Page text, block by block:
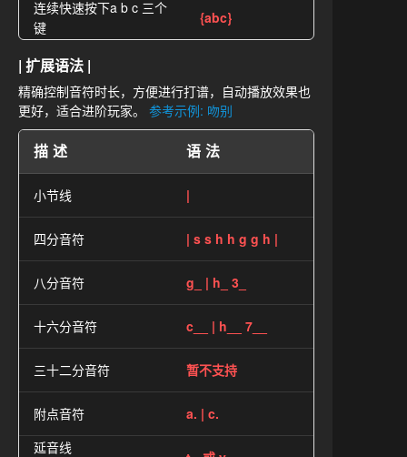
连续快速按下a b c 三个
键
{abc}
| 扩展语法 |
精确控制音符时长，方便进行打谱，自动播放效果也
更好，适合进阶玩家。参考示例: 吻别
描述 语法
小节线 |
四分音符 | s s h h g g h |
八分音符 g_ | h_ 3_
十六分音符 c__ | h__ 7__
三十二分音符 暂不支持
附点音符
a. | c.
延音线